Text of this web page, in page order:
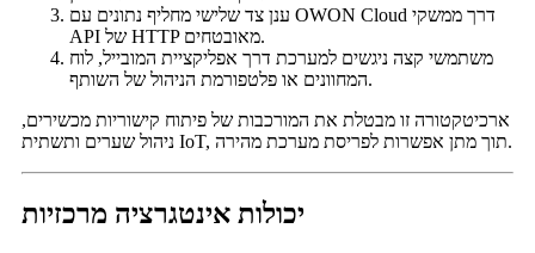
ענן צד שלישי מחליף נתונים עם OWON Cloud דרך ממשקי
API של HTTP מאובטחים.
משתמשי קצה ניגשים למערכת דרך אפליקציית המובייל, לוח
המחוונים או פלטפורמת הניהול של השותף.
ארכיטקטורה זו מבטלת את המורכבות של פיתוח קישוריות מכשירים,
ניהול שערים ותשתית IoT, תוך מתן אפשרות לפריסת מערכת מהירה.
יכולות אינטגרציה מרכזיות